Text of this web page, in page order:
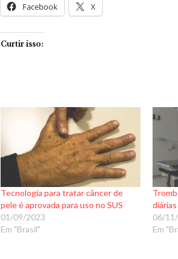
Facebook X
Curtir isso:
Tecnologia para tratar câncer de
pele é aprovada para uso no SUS
01/09/2023
Em "Brasil"
06/
Em